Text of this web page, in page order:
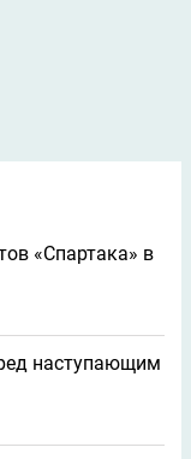
«Спартака» в
наступающим